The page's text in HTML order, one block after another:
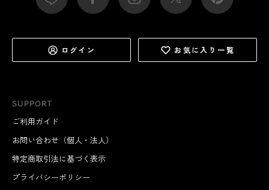
SUPPORT
ご利用ガイド
お問い合わせ（個人・法人）
特定商取引法に基づく表示
プライバシーポリシー
ログイン お気に入り一覧